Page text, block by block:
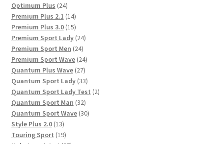
Optimum Plus 2424
Produkte
Premium Plus 2.1 1414
Produkte
Premium Plus 3.0 1515
Produkte
Premium Sport Lady 2424
Premium Sport Men 2424
Produkte
Premium Sport Wave 2424
Produkte
Quantum Plus Wave 2727
Produkte
Quantum Sport Lady 3333
Produkte
Quantum Sport Lady Test 22
Quantum Sport Man 3232
Produkte
Quantum Sport Wave 3030
Style Plus 2.0 1313
Produkte
Touring Sport 1919